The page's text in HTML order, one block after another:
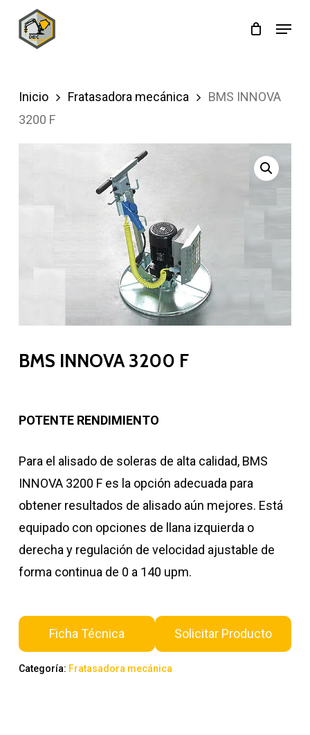
Menu
Inicio Fratasadora mecánica
BMS INNOVA
3200 F
BMS INNOVA 3200 F
POTENTE RENDIMIENTO
Para el alisado de soleras de alta calidad, BMS
INNOVA 3200 F es la opción adecuada para
obtener resultados de alisado aún mejores. Está
equipado con opciones de llana izquierda o
derecha y regulación de velocidad ajustable de
forma continua de 0 a 140 upm.
Ficha Técnica Solicitar Producto
Categoría: Fratasadora mecánica